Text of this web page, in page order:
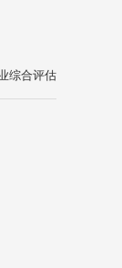
综合评估